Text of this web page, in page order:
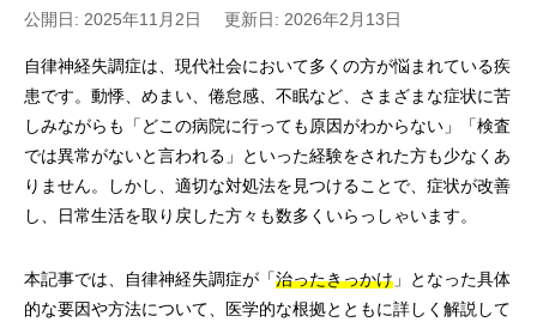
公開日: 2025年11月2日 更新日: 2026年2月13日
自律神経失調症は、現代社会において多くの方が悩まれている疾
患です。動悸、めまい、倦怠感、不眠など、さまざまな症状に苦
しみながらも「どこの病院に行っても原因がわからない」「検査
では異常がないと言われる」といった経験をされた方も少なくあ
りません。しかし、適切な対処法を見つけることで、症状が改善
し、日常生活を取り戻した方々も数多くいらっしゃいます。
本記事では、自律神経失調症が「治ったきっかけ 」となった具体
的な要因や方法について、医学的な根拠とともに詳しく解説して